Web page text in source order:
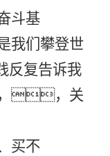
斗基
们攀登世
反复告诉我
，关
不